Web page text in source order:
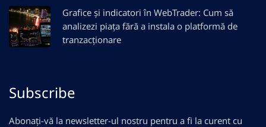
Grafice și indicatori în WebTrader: Cum să
analizezi piața fără a instala o platformă de
tranzacționare
Subscribe
Abonați-vă la newsletter-ul nostru pentru a fi la curent cu